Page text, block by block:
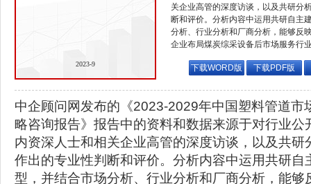
2023-9
关企业高管的深度访谈，以及共研分
断和评价。分析内容中运用共研自主
分析、行业分析和厂商分析，能够反
企业布局煤炭综采设备后市场服务行
下载WORD版 下载PDF版
中企顾问网发布的《2023-2029年中国塑料管道市
略咨询报告》报告中的资料和数据来源于对行业公
内资深人士和相关企业高管的深度访谈，以及共研
作出的专业性判断和评价。分析内容中运用共研自
型，并结合市场分析、行业分析和厂商分析，能够